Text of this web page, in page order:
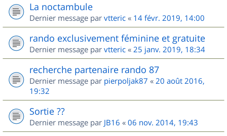
La noctambule
Dernier message par vtteric « 14 févr. 2019, 14:00
rando exclusivement féminine et gratuite
Dernier message par vtteric « 25 janv. 2019, 18:34
recherche partenaire rando 87
Dernier message par pierpoljak87 « 20 août 2016,
19:32
Sortie ??
Dernier message par JB16 « 06 nov. 2014, 19:43